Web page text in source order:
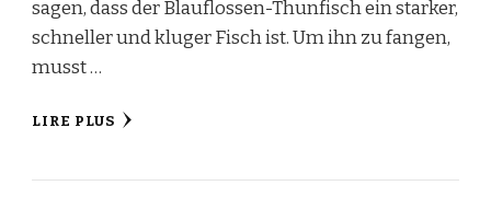
sagen, dass der Blauflossen-Thunfisch ein starker,
schneller und kluger Fisch ist. Um ihn zu fangen,
musst …
LIRE PLUS